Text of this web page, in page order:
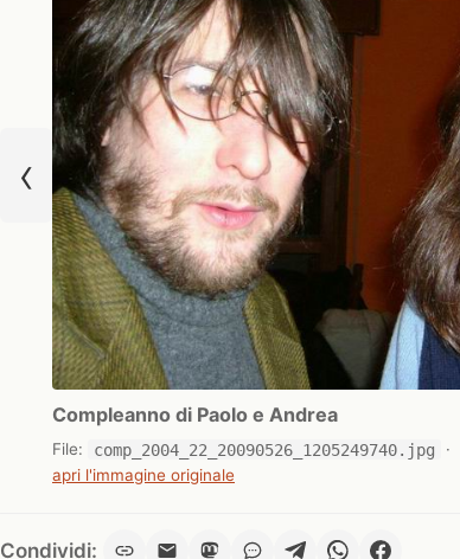
‹
Compleanno di Paolo e Andrea
File: comp_2004_22_20090526_1205249740.jpg
·
apri l'immagine originale
Condividi: